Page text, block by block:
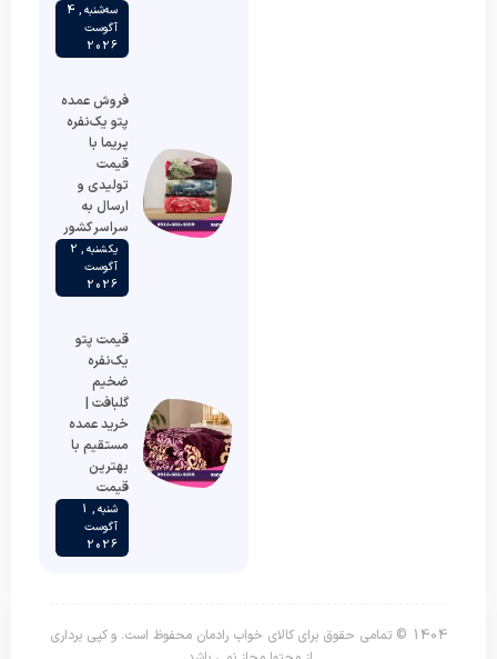
سه‌شنبه , 4
آگوست
2026
فروش عمده
پتو یک‌نفره
پریما با
قیمت
تولیدی و
ارسال به
سراسر کشور
یکشنبه , 2
آگوست
2026
قیمت پتو
یک‌نفره
ضخیم
گلبافت |
خرید عمده
مستقیم با
بهترین
قیمت
شنبه , 1
آگوست
2026
1404 © تمامی حقوق برای کالای خواب رادمان محفوظ است. و کپی برداری